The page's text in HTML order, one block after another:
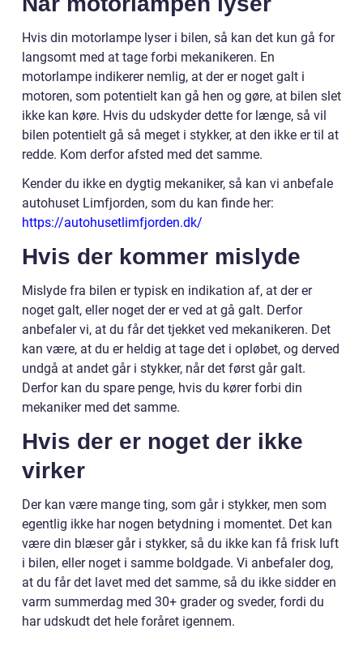
Hvis din motorlampe lyser i bilen, så kan det kun gå for
langsomt med at tage forbi mekanikeren. En
motorlampe indikerer nemlig, at der er noget galt i
motoren, som potentielt kan gå hen og gøre, at bilen slet
ikke kan køre. Hvis du udskyder dette for længe, så vil
bilen potentielt gå så meget i stykker, at den ikke er til at
redde. Kom derfor afsted med det samme.
Kender du ikke en dygtig mekaniker, så kan vi anbefale
autohuset Limfjorden, som du kan finde her:
https://autohusetlimfjorden.dk/
Hvis der kommer mislyde
Mislyde fra bilen er typisk en indikation af, at der er
noget galt, eller noget der er ved at gå galt. Derfor
anbefaler vi, at du får det tjekket ved mekanikeren. Det
kan være, at du er heldig at tage det i opløbet, og derved
undgå at andet går i stykker, når det først går galt.
Derfor kan du spare penge, hvis du kører forbi din
mekaniker med det samme.
Hvis der er noget der ikke
virker
Der kan være mange ting, som går i stykker, men som
egentlig ikke har nogen betydning i momentet. Det kan
være din blæser går i stykker, så du ikke kan få frisk luft
i bilen, eller noget i samme boldgade. Vi anbefaler dog,
at du får det lavet med det samme, så du ikke sidder en
varm summerdag med 30+ grader og sveder, fordi du
har udskudt det hele foråret igennem.